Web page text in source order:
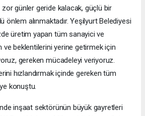
günler geride kalacak, güçlü bir
önlem alınmaktadır. Yeşilyurt Belediyesi
üretim yapan tüm sanayici ve
ve beklentilerini yerine getirmek için
gereken mücadeleyi veriyoruz.
hızlandırmak içinde gereken tüm
konuştu.
inşaat sektörünün büyük gayretleri